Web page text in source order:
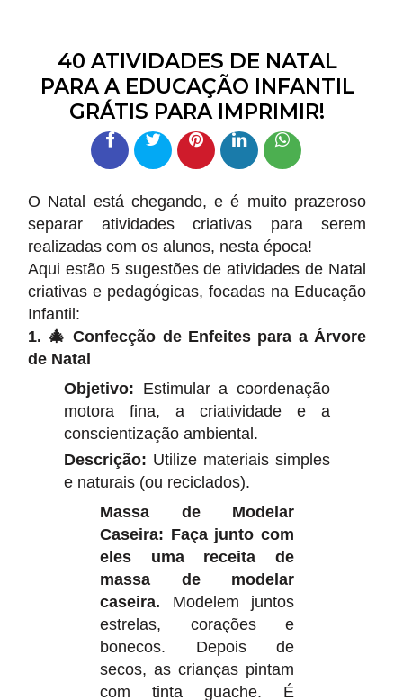
40 ATIVIDADES DE NATAL
PARA A EDUCAÇÃO INFANTIL
GRÁTIS PARA IMPRIMIR!
O Natal está chegando, e é muito prazeroso
separar atividades criativas para serem
realizadas com os alunos, nesta época!
Aqui estão 5 sugestões de atividades de Natal
criativas e pedagógicas, focadas na Educação
Infantil:
1. 🎄 Confecção de Enfeites para a Árvore
de Natal
Objetivo: Estimular a coordenação
motora fina, a criatividade e a
conscientização ambiental.
Descrição: Utilize materiais simples
e naturais (ou reciclados).
Massa de Modelar
Caseira: Faça junto com
eles uma receita de
massa de modelar
caseira. Modelem juntos
estrelas, corações e
bonecos. Depois de
secos, as crianças pintam
com tinta guache. É